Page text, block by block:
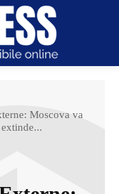
Moscova va